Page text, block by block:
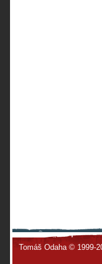
Tomáš Odaha © 1999-